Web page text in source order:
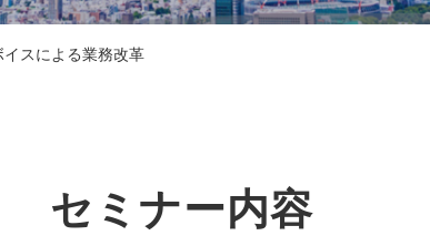
スによる業務改革
セミナー内容